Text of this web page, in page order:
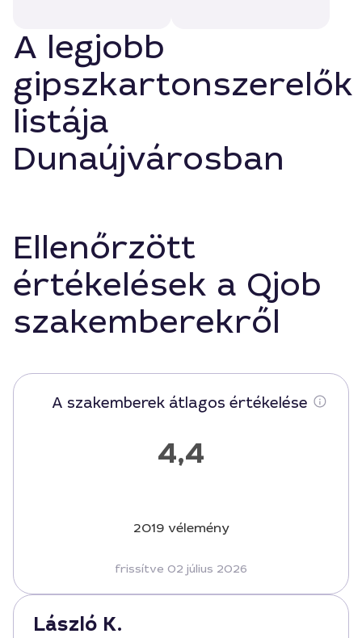
A legjobb
gipszkartonszerelők
listája
Dunaújvárosban
Ellenőrzött
értékelések a Qjob
szakemberekről
A szakemberek átlagos értékelése
4,4
2019 vélemény
frissítve 02 július 2026
László K.